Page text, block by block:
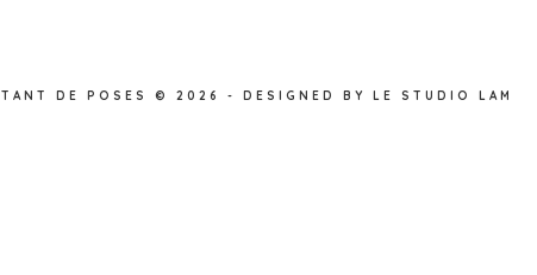
TANT DE POSES © 2026 - DESIGNED BY LE STUDIO LAM